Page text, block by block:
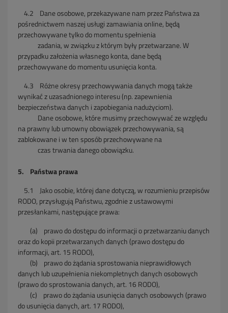
4.2
Dane osobowe, przekazywane nam przez Państwa za
pośrednictwem naszej usługi zamawiania online, będą
przechowywane tylko do momentu spełnienia
zadania,w związku z którym były przetwarzane. W
przypadku założenia własnego konta, dane będą
przechowywane do momentu usunięcia konta.
4.3
Różne okresy przechowywania danych mogą także
wynikać z uzasadnionego interesu (np. zapewnienia
bezpieczeństwa danych i zapobiegania nadużyciom).
Daneosobowe, które musimy przechowywać ze względu
na prawny lub umowny obowiązek przechowywania, są
zablokowane i w ten sposób przechowywane na
czas trwaniadanego obowiązku.
5. Państwa prawa
5.1 Jako osobie, której dane dotyczą, w rozumieniu przepisów
RODO, przysługują Państwu, zgodnie z ustawowymi
przesłankami, następujące prawa:
(a)
prawo do dostępu do informacji o przetwarzaniu danych
oraz do kopii przetwarzanych danych (prawo dostępu do
informacji, art. 15 RODO),
(b) prawo do żądania sprostowania nieprawidłowych
danych lub uzupełnienia niekompletnych danych osobowych
(prawo do sprostowania danych, art. 16 RODO),
(c) prawo do żądania usunięcia danych osobowych (prawo
do usunięcia danych, art. 17 RODO),